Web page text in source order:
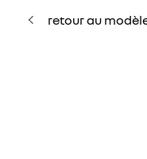
retour au